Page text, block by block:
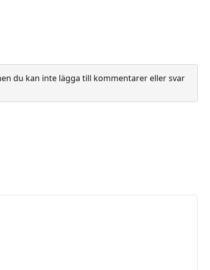
du kan inte lägga till kommentarer eller svar